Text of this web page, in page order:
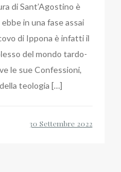
di Sant’Agostino è
in una fase assai
di Ippona è infatti il
del mondo tardo-
le sue Confessioni,
teologia […]